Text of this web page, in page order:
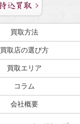
買取方法
買取店の選び方
買取エリア
コラム
会社概要